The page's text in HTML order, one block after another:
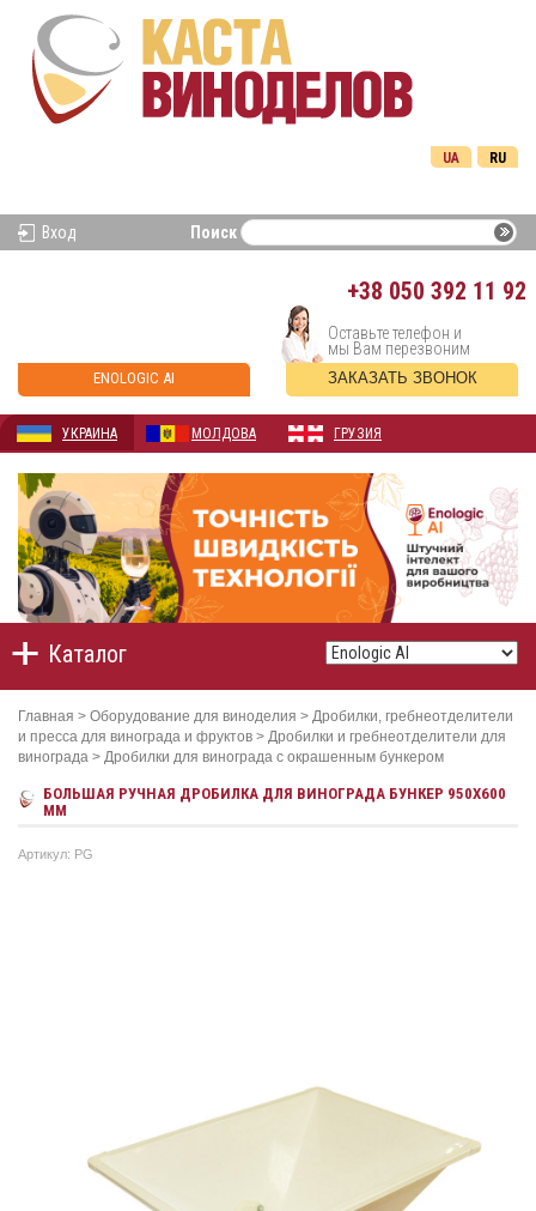
RU
UA
Вход Поиск
+38 050 392 11 92
ENOLOGIC AI
Оставьте телефон и
мы Вам перезвоним
ЗАКАЗАТЬ ЗВОНОК
УКРАИНА МОЛДОВА ГРУЗИЯ
Каталог
Главная > Оборудование для виноделия > Дробилки, гребнеотделители
и пресса для винограда и фруктов > Дробилки и гребнеотделители для
винограда > Дробилки для винограда с окрашенным бункером
БОЛЬШАЯ РУЧНАЯ ДРОБИЛКА ДЛЯ ВИНОГРАДА БУНКЕР 950Х600
ММ
Артикул: PG